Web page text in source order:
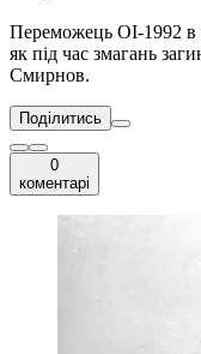
Переможець ОІ-1992 в
як під час змагань
Смирнов.
Поділитись
0
коментарі